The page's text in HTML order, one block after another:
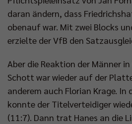
daran ändern, dass
obenauf war. Mit zwei Blocks
erzielte der VfB den
Aber die Reaktion der Männer
Schott war wieder auf der
anderem auch Florian Krage. In
konnte der Titelverteidiger
(11:7). Dann trat Hanes an die